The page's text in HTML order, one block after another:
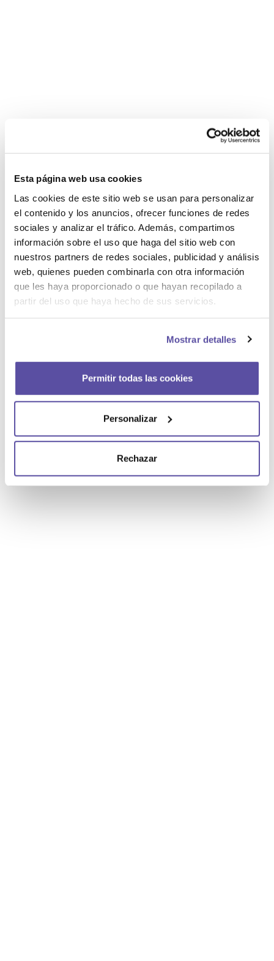
Esta página web usa cookies
Las cookies de este sitio web se usan para personalizar
el contenido y los anuncios, ofrecer funciones de redes
sociales y analizar el tráfico. Además, compartimos
información sobre el uso que haga del sitio web con
nuestros partners de redes sociales, publicidad y análisis
web, quienes pueden combinarla con otra información
que les haya proporcionado o que hayan recopilado a
partir del uso que haya hecho de sus servicios.
Mostrar detalles
Permitir todas las cookies
Personalizar
Rechazar